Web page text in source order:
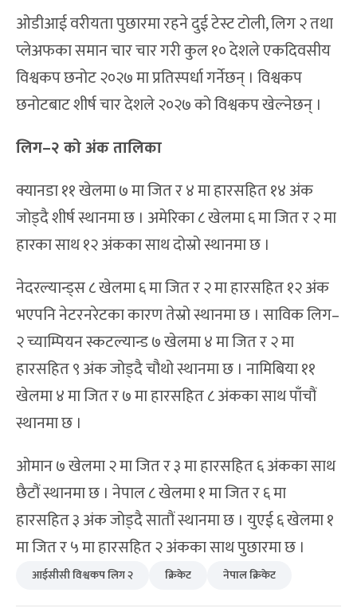
ओडीआई वरीयता पुछारमा रहने दुई टेस्ट टोली, लिग २ तथा
प्लेअफका समान चार चार गरी कुल १० देशले एकदिवसीय
विश्वकप छनोट २०२७ मा प्रतिस्पर्धा गर्नेछन् । विश्वकप
छनोटबाट शीर्ष चार देशले २०२७ को विश्वकप खेल्नेछन् ।
लिग–२ को अंक तालिका
क्यानडा ११ खेलमा ७ मा जित र ४ मा हारसहित १४ अंक
जोड्दै शीर्ष स्थानमा छ । अमेरिका ८ खेलमा ६ मा जित र २ मा
हारका साथ १२ अंकका साथ दोस्रो स्थानमा छ ।
नेदरल्यान्ड्स ८ खेलमा ६ मा जित र २ मा हारसहित १२ अंक
भएपनि नेटरनरेटका कारण तेस्रो स्थानमा छ । साविक लिग–
२ च्याम्पियन स्कटल्यान्ड ७ खेलमा ४ मा जित र २ मा
हारसहित ९ अंक जोड्दै चौथो स्थानमा छ । नामिबिया ११
खेलमा ४ मा जित र ७ मा हारसहित ८ अंकका साथ पाँचौं
स्थानमा छ ।
ओमान ७ खेलमा २ मा जित र ३ मा हारसहित ६ अंकका साथ
छैटौं स्थानमा छ । नेपाल ८ खेलमा १ मा जित र ६ मा
हारसहित ३ अंक जोड्दै सातौं स्थानमा छ । युएई ६ खेलमा १
मा जित र ५ मा हारसहित २ अंकका साथ पुछारमा छ ।
आईसीसी विश्वकप लिग २ क्रिकेट नेपाल क्रिकेट